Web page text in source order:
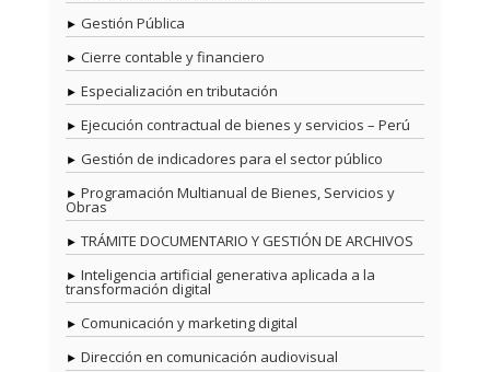
Gestión Pública
Cierre contable y financiero
Especialización en tributación
Ejecución contractual de bienes y servicios – Perú
Gestión de indicadores para el sector público
Programación Multianual de Bienes, Servicios y
Obras
TRÁMITE DOCUMENTARIO Y GESTIÓN DE ARCHIVOS
Inteligencia artificial generativa aplicada a la
transformación digital
Comunicación y marketing digital
Dirección en comunicación audiovisual